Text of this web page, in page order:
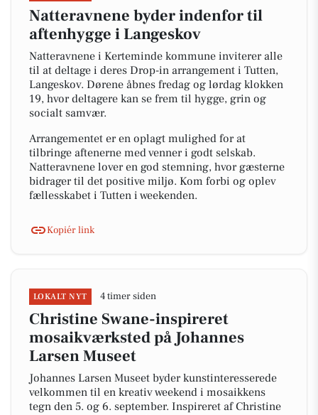
Natteravnene byder indenfor til
aftenhygge i Langeskov
Natteravnene i Kerteminde kommune inviterer alle
til at deltage i deres Drop-in arrangement i Tutten,
Langeskov. Dørene åbnes fredag og lørdag klokken
19, hvor deltagere kan se frem til hygge, grin og
socialt samvær.
Arrangementet er en oplagt mulighed for at
tilbringe aftenerne med venner i godt selskab.
Natteravnene lover en god stemning, hvor gæsterne
bidrager til det positive miljø. Kom forbi og oplev
fællesskabet i Tutten i weekenden.
Kopiér link
LOKALT NYT 4 timer siden
Christine Swane-inspireret
mosaikværksted på Johannes
Larsen Museet
Johannes Larsen Museet byder kunstinteresserede
velkommen til en kreativ weekend i mosaikkens
tegn den 5. og 6. september. Inspireret af Christine